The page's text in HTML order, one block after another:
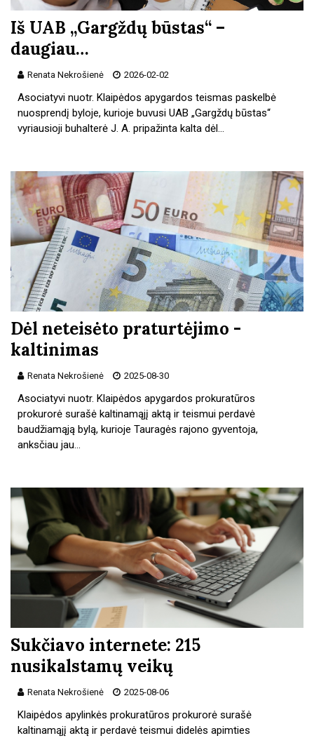
Iš UAB „Gargždų būstas“ –
daugiau…
Renata Nekrošienė 2026-02-02
Asociatyvi nuotr. Klaipėdos apygardos teismas paskelbė
nuosprendį byloje, kurioje buvusi UAB „Gargždų būstas“
vyriausioji buhalterė J. A. pripažinta kalta dėl…
Dėl neteisėto praturtėjimo -
kaltinimas
Renata Nekrošienė 2025-08-30
Asociatyvi nuotr. Klaipėdos apygardos prokuratūros
prokurorė surašė kaltinamąjį aktą ir teismui perdavė
baudžiamąją bylą, kurioje Tauragės rajono gyventoja,
anksčiau jau…
Sukčiavo internete: 215
nusikalstamų veikų
Renata Nekrošienė 2025-08-06
Klaipėdos apylinkės prokuratūros prokurorė surašė
kaltinamąjį aktą ir perdavė teismui didelės apimties